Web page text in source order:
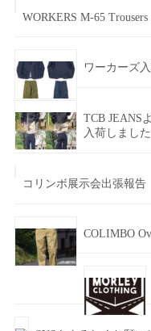
WORKERS M-65 Trousers
ワーカーズ
TCB JEANS
入荷しました
コリンボ展示会出張報告
COLIMBO